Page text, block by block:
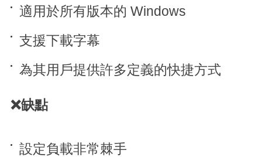
適用於所有版本的 Windows
支援下載字幕
為其用戶提供許多定義的快捷方式
❌缺點
設定負載非常棘手